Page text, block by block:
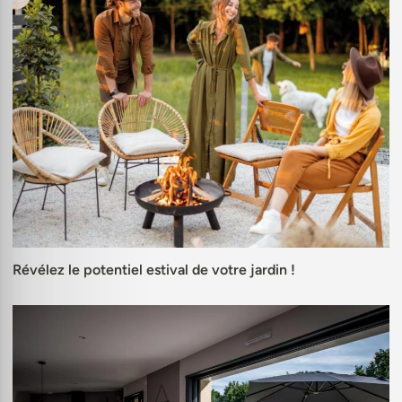
Révélez le potentiel estival de votre jardin !